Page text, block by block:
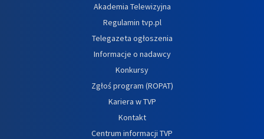
Akademia Telewizyjna
Regulamin tvp.pl
Telegazeta ogłoszenia
Informacje o nadawcy
Konkursy
Zgłoś program (ROPAT)
Kariera w TVP
Kontakt
Centrum informacji TVP